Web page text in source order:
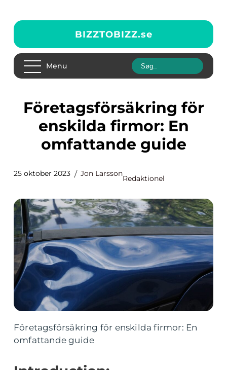
BIZZTOBIZZ.se
Menu
Företagsförsäkring för
enskilda firmor: En
omfattande guide
25 oktober 2023 Jon Larsson
Redaktionel
Företagsförsäkring för enskilda firmor: En
omfattande guide